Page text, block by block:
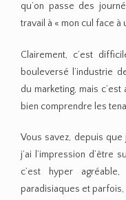
qu’on passe des
travail à « mon cul face à
Clairement, c’est
bouleversé l’industrie
du marketing, mais
bien comprendre les
Vous savez, depuis que
j’ai l’impression d’être
c’est hyper
paradisiaques et